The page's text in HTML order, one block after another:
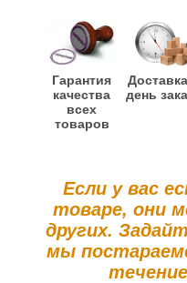
Гарантия
качества
всех
товаров
день
Если у вас
товаре, они
других.
мы